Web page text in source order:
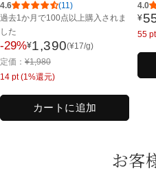
4.6
(11)
過去1か月で100点以上購入されま
した
-29%
セ
ー
ル
価
¥1,390(¥17/g)
通
常
定価： ¥1,980
14 pt (1%還元)
カートに追加
4.0
通
常
価
¥
55
お客